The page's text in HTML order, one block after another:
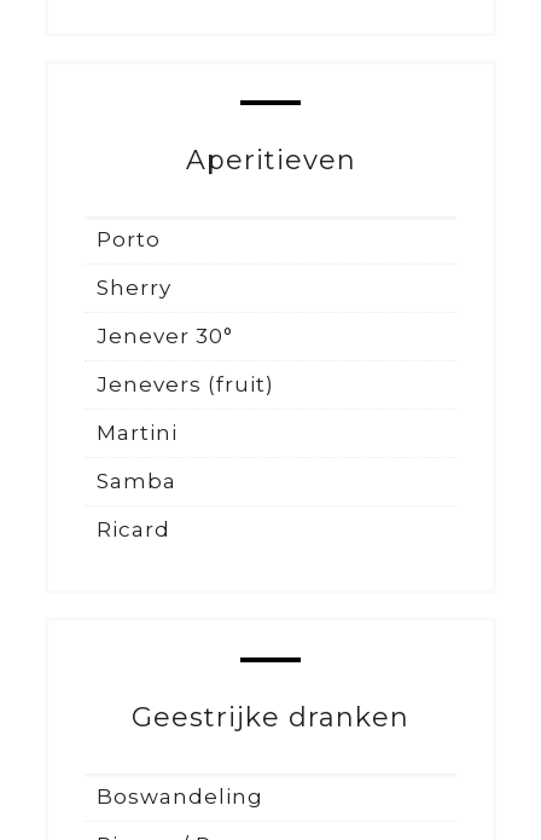
Aperitieven
Porto
Sherry
Jenever 30°
Jenevers (fruit)
Martini
Samba
Ricard
Geestrijke dranken
Boswandeling